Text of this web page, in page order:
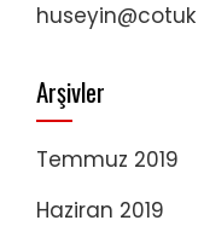
huseyin@cotuk
Arşivler
Temmuz 2019
Haziran 2019